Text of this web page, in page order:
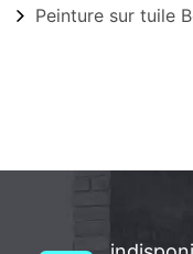
Peinture sur tuile